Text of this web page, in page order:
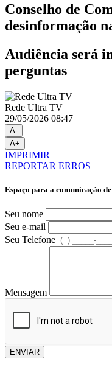
Conselho de
desinformação
Audiência será
perguntas
Rede Ultra TV
29/05/2026 08:47
A-
A+
IMPRIMIR
REPORTAR ERROS
Espaço para a comunicação
Seu nome
Seu e-mail
Seu Telefone
Mensagem
ENVIAR